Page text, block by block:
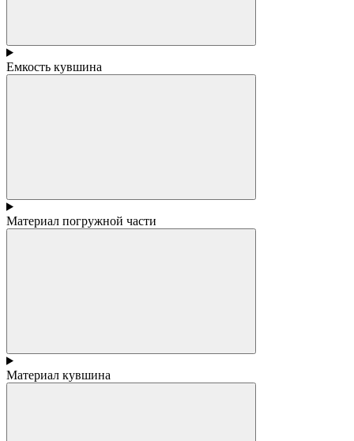
Емкость кувшина
Материал погружной части
Материал кувшина